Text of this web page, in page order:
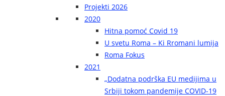
Projekti 2026
2020
Hitna pomoć Covid 19
U svetu Roma – Ki Rromani lumija
Roma Fokus
2021
„Dodatna podrška EU medijima u
Srbiji tokom pandemije COVID-19